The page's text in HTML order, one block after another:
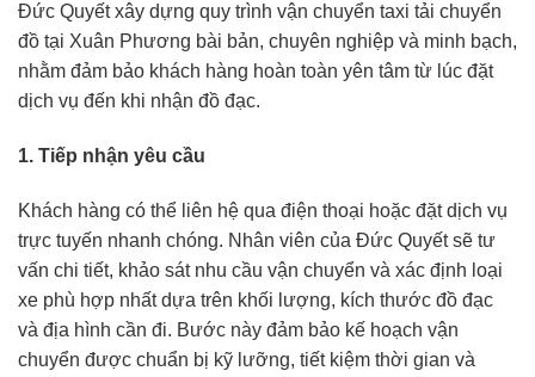
Đức Quyết xây dựng quy trình vận chuyển taxi tải chuyển
đồ tại Xuân Phương bài bản, chuyên nghiệp và minh bạch,
nhằm đảm bảo khách hàng hoàn toàn yên tâm từ lúc đặt
dịch vụ đến khi nhận đồ đạc.
1. Tiếp nhận yêu cầu
Khách hàng có thể liên hệ qua điện thoại hoặc đặt dịch vụ
trực tuyến nhanh chóng. Nhân viên của Đức Quyết sẽ tư
vấn chi tiết, khảo sát nhu cầu vận chuyển và xác định loại
xe phù hợp nhất dựa trên khối lượng, kích thước đồ đạc
và địa hình cần đi. Bước này đảm bảo kế hoạch vận
chuyển được chuẩn bị kỹ lưỡng, tiết kiệm thời gian và